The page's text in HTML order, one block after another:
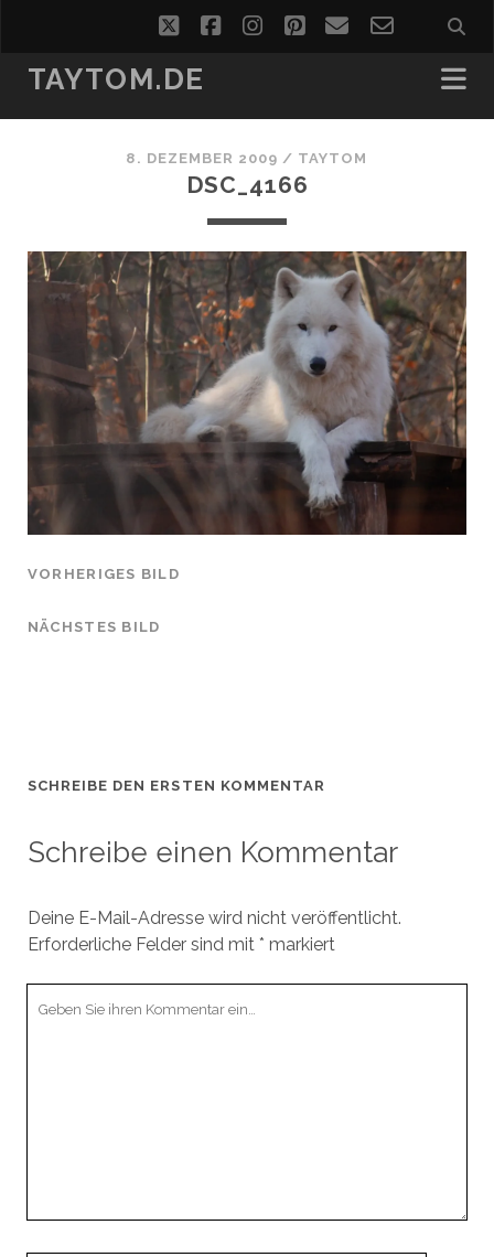
twitterfacebookinstagram
pinterest
emailemail-
form
TAYTOM.DE
8. DEZEMBER 2009 / TAYTOM
DSC_4166
VORHERIGES BILD
NÄCHSTES BILD
SCHREIBE DEN ERSTEN KOMMENTAR
Schreibe einen Kommentar
Deine E-Mail-Adresse wird nicht veröffentlicht.
Erforderliche Felder sind mit * markiert